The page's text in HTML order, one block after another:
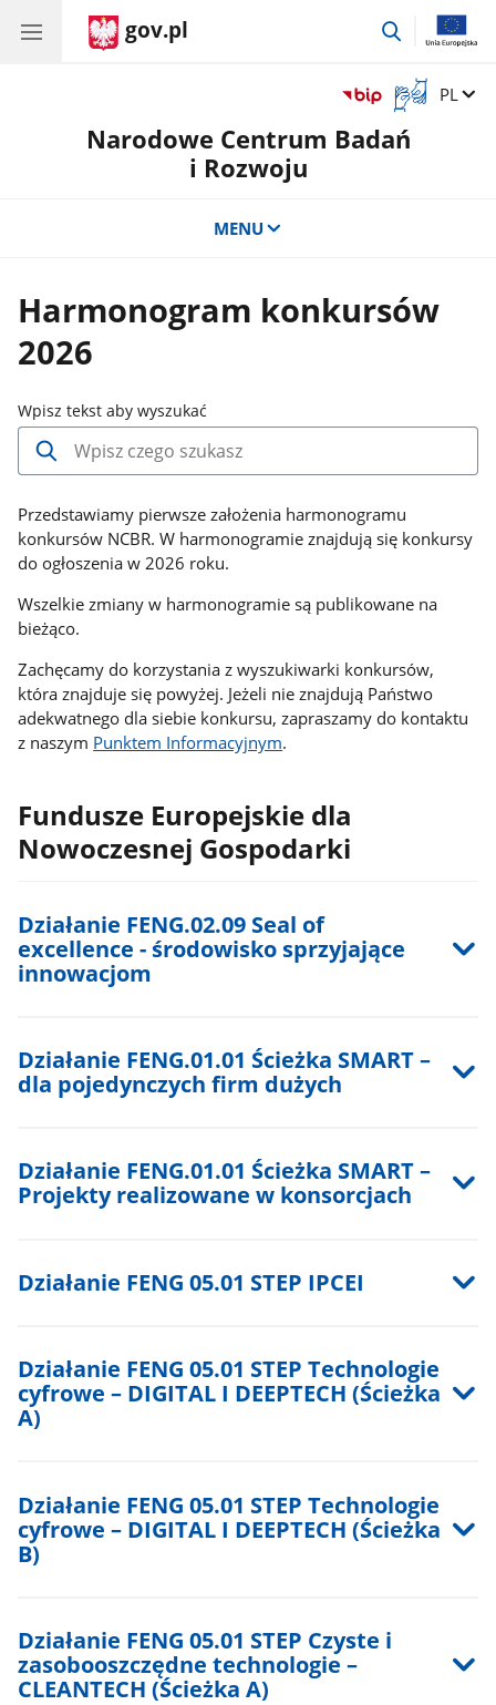
gov.pl
przejdź
Otwórz
okno
z
Zmień
PL
Narodowe Centrum Badań
i Rozwoju
MENU
Harmonogram konkursów
2026
Wpisz tekst aby wyszukać
Wpisz
minimum
3
znaki
aby
rozpocząć
wyszukiwanie,
wyszukiwania
się
automatycznie.
Przejdź
tabulatorem
wyszukiwania.
Wyszukiwarka
nie
Szukaj.
Przedstawiamy pierwsze założenia harmonogramu
konkursów NCBR. W harmonogramie znajdują się konkursy
do ogłoszenia w 2026 roku.
Wszelkie zmiany w harmonogramie są publikowane na
bieżąco.
Zachęcamy do korzystania z wyszukiwarki konkursów,
która znajduje się powyżej. Jeżeli nie znajdują Państwo
adekwatnego dla siebie konkursu, zapraszamy do kontaktu
z naszym Punktem Informacyjnym.
Fundusze Europejskie dla
Nowoczesnej Gospodarki
Działanie FENG.02.09 Seal of
excellence - środowisko sprzyjające
innowacjom
Działanie FENG.01.01 Ścieżka SMART –
dla pojedynczych firm dużych
Działanie FENG.01.01 Ścieżka SMART –
Projekty realizowane w konsorcjach
Działanie FENG 05.01 STEP IPCEI
Działanie FENG 05.01 STEP Technologie
cyfrowe – DIGITAL I DEEPTECH (Ścieżka
A)
Działanie FENG 05.01 STEP Technologie
cyfrowe – DIGITAL I DEEPTECH (Ścieżka
B)
Działanie FENG 05.01 STEP Czyste i
zasobooszczędne technologie –
CLEANTECH (Ścieżka A)